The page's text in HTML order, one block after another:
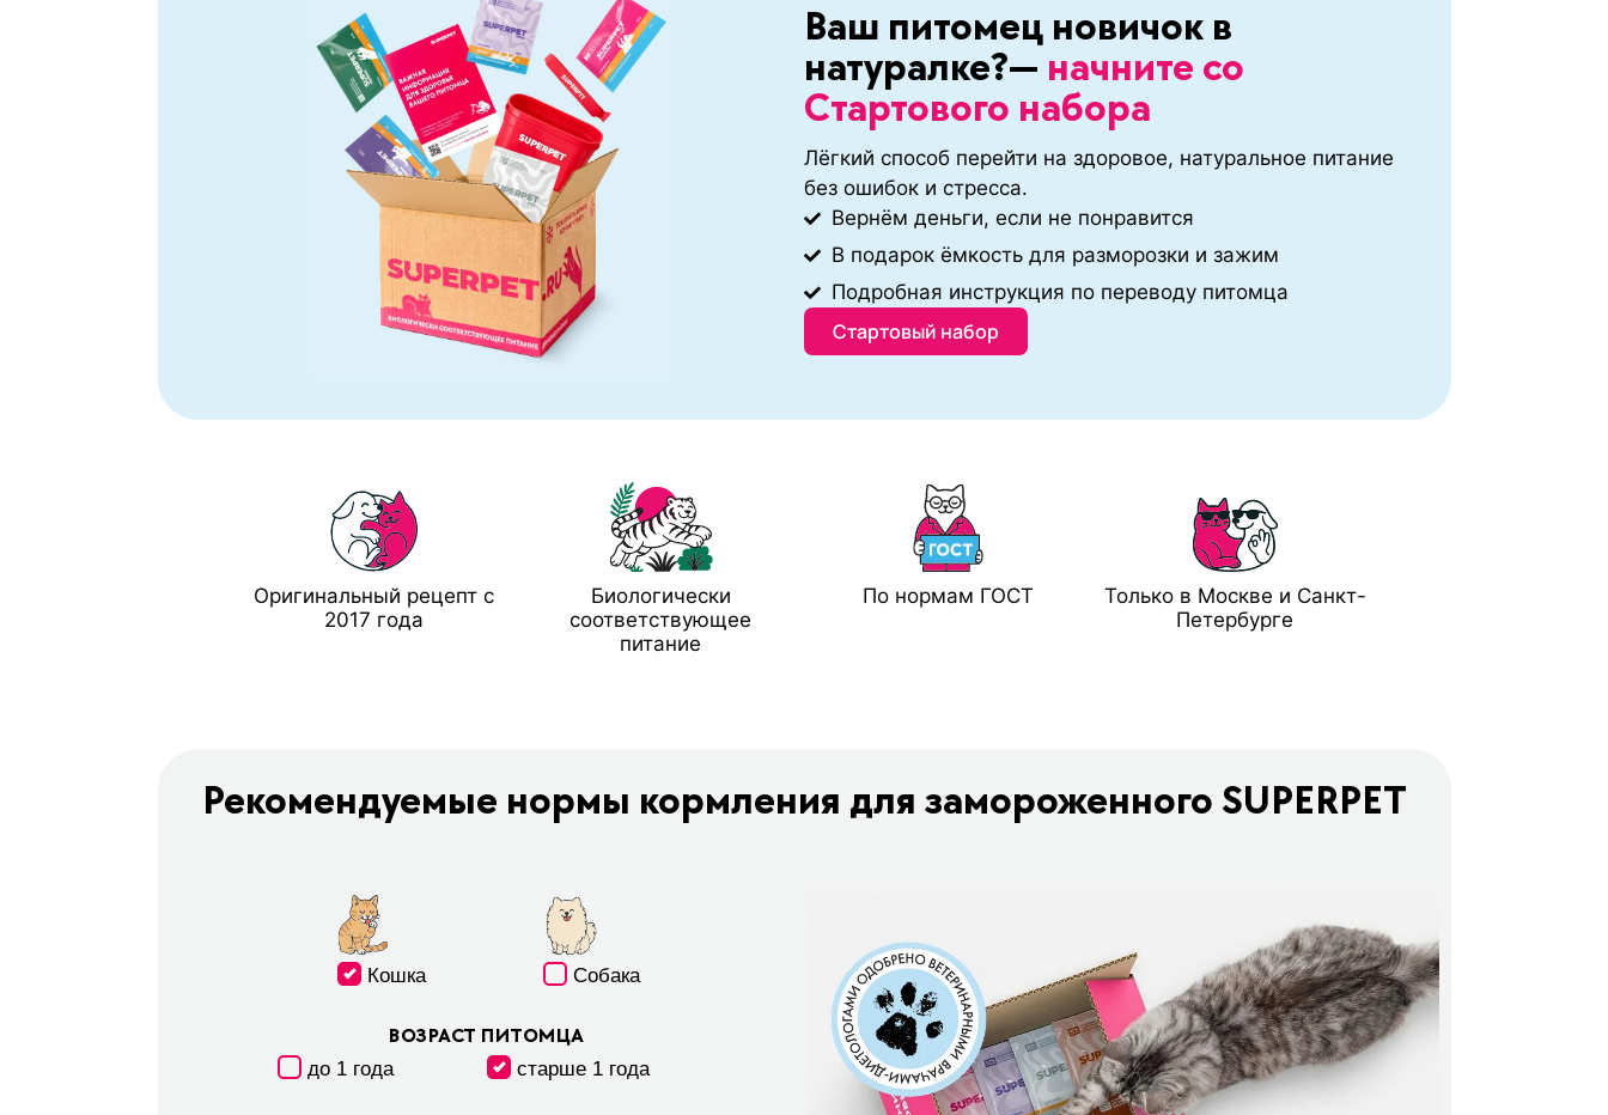
Ваш питомец новичок в
натуралке?— начните со
Стартового набора
Лёгкий способ перейти на здоровое, натуральное питание
без ошибок и стресса.
Вернём деньги, если не понравится
В подарок ёмкость для разморозки и зажим
Подробная инструкция по переводу питомца
Стартовый набор
Оригинальный рецепт с
2017 года
Биологически
соответствующее
питание
По нормам ГОСТ
Только в Москве и Санкт-
Петербурге
Рекомендуемые нормы кормления для замороженного SUPERPET
Кошка Собака
ВОЗРАСТ ПИТОМЦА
до 1 года старше 1 года